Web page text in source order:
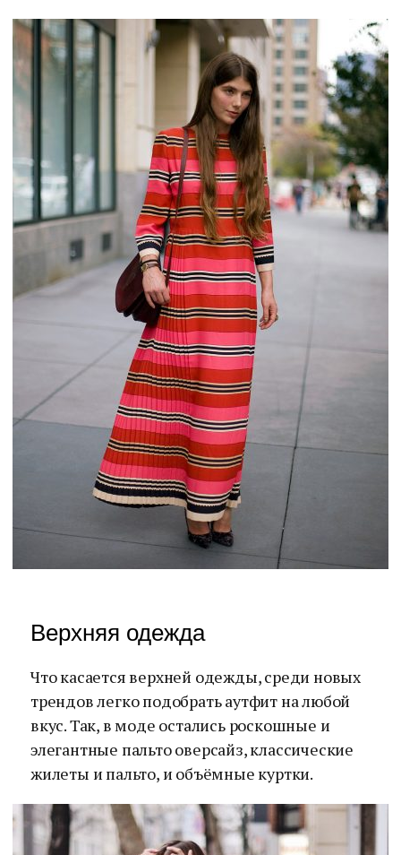
Верхняя одежда
Что касается верхней одежды, среди новых
трендов легко подобрать аутфит на любой
вкус. Так, в моде остались роскошные и
элегантные пальто оверсайз, классические
жилеты и пальто, и объёмные куртки.